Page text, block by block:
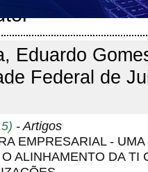
Eduardo
Federal de
- Artigos
EMPRESARIAL -
ALINHAMENTO DA TI